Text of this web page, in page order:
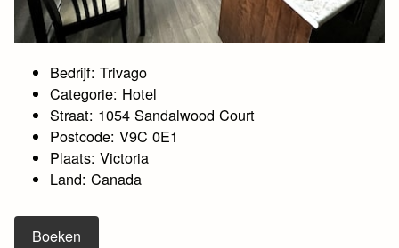
Bedrijf: Trivago
Categorie: Hotel
Straat: 1054 Sandalwood Court
Postcode: V9C 0E1
Plaats: Victoria
Land: Canada
Boeken